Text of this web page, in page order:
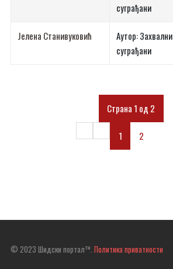
суграђани
Јелена Станивуковић
Аутор: Захвални
суграђани
1 2
Страна 1 од 2
© 2023 Шидски портал™. Политика приватности